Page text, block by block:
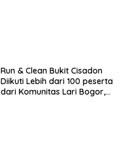
Run & Clean Bukit Cisadon
Diikuti Lebih dari 100 peserta
dari Komunitas Lari Bogor,